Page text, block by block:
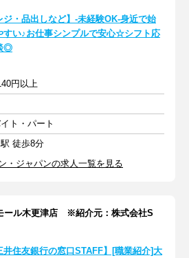
ジ・品出しなど】-未経験OK-身近で始
すい♪お仕事シンプルで安心☆シフト応
◎
円以上
ト・パート
徒歩8分
・ジャパンの求人一覧を見る
ール木更津店 ※紹介元：株式会社S
井住友銀行の窓口STAFF】[職業紹介]大